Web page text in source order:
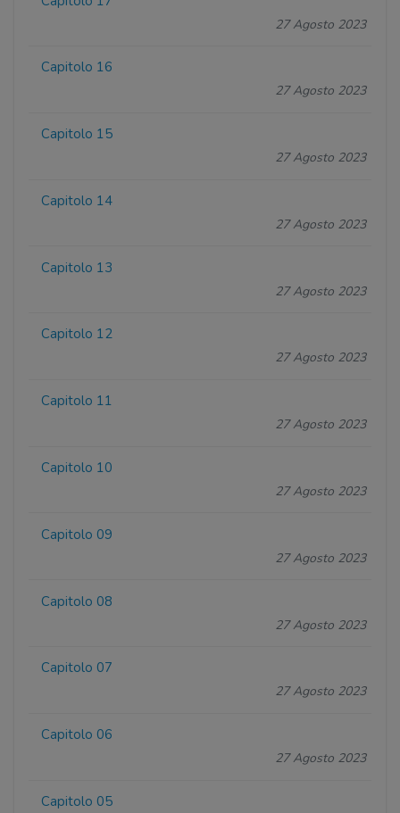
27 Agosto 2023
Capitolo 16
27 Agosto 2023
Capitolo 15
27 Agosto 2023
Capitolo 14
27 Agosto 2023
Capitolo 13
27 Agosto 2023
Capitolo 12
27 Agosto 2023
Capitolo 11
27 Agosto 2023
Capitolo 10
27 Agosto 2023
Capitolo 09
27 Agosto 2023
Capitolo 08
27 Agosto 2023
Capitolo 07
27 Agosto 2023
Capitolo 06
27 Agosto 2023
Capitolo 05